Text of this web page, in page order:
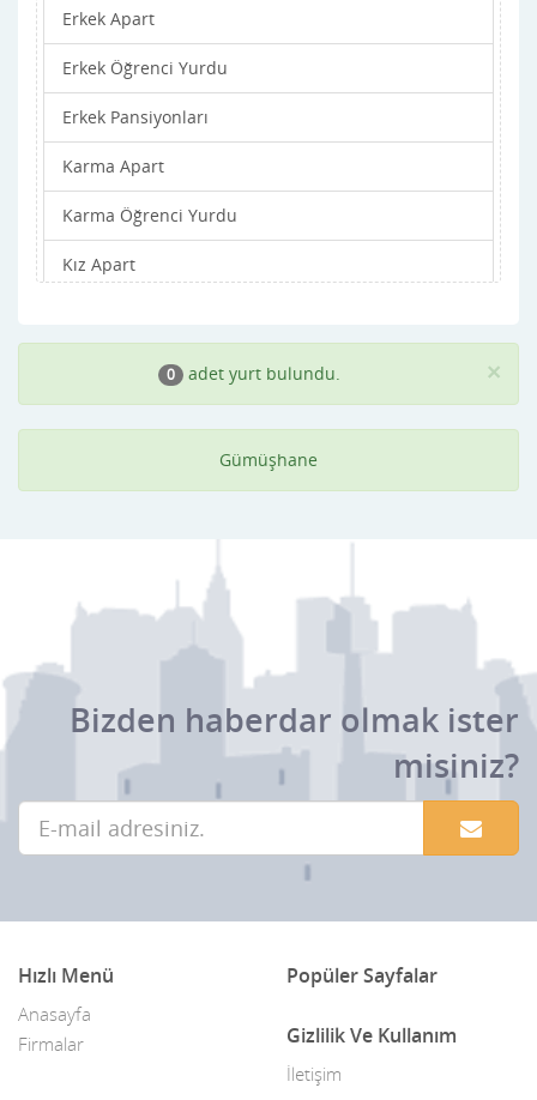
Erkek Apart
Erkek Öğrenci Yurdu
Erkek Pansiyonları
Karma Apart
Karma Öğrenci Yurdu
Kız Apart
Kız Pansiyonları ×
0 adet yurt bulundu.
Gümüşhane
Bizden haberdar olmak ister
misiniz?
Hızlı Menü
Anasayfa
Firmalar
Popüler Sayfalar
Gizlilik Ve Kullanım
İletişim